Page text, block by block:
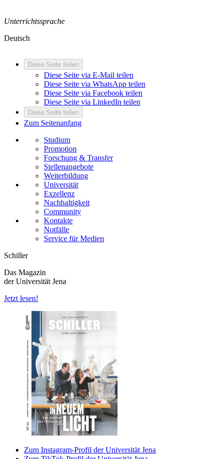
Unterrichtssprache
Deutsch
Diese Seite teilen
Diese Seite via E-Mail teilen
Diese Seite via WhatsApp teilen
Diese Seite via Facebook teilen
Diese Seite via LinkedIn teilen
Diese Seite teilen
Zum Seitenanfang
Studium
Promotion
Forschung & Transfer
Stellenangebote
Weiterbildung
Universität
Exzellenz
Nachhaltigkeit
Community
Kontakte
Notfälle
Service für Medien
Schiller
Das Magazin
der Universität Jena
Jetzt lesen!
Zum Instagram-Profil der Universität Jena